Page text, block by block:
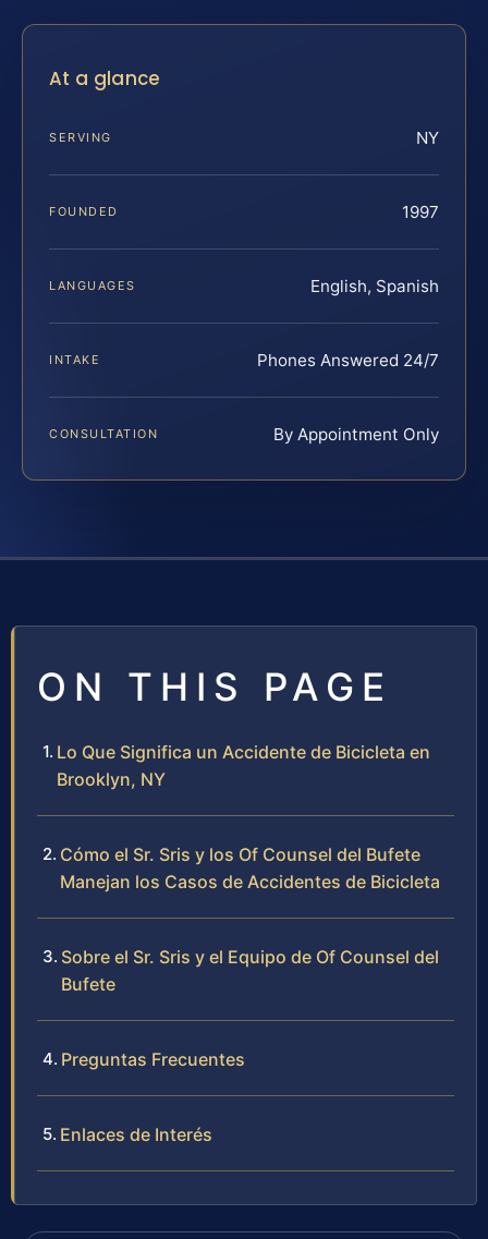
At a glance
SERVING NY
FOUNDED 1997
LANGUAGES English, Spanish
INTAKE Phones Answered 24/7
CONSULTATION By Appointment Only
ON THIS PAGE
Lo Que Significa un Accidente de Bicicleta en
Brooklyn, NY
Cómo el Sr. Sris y los Of Counsel del Bufete
Manejan los Casos de Accidentes de Bicicleta
Sobre el Sr. Sris y el Equipo de Of Counsel del
Bufete
Preguntas Frecuentes
Enlaces de Interés